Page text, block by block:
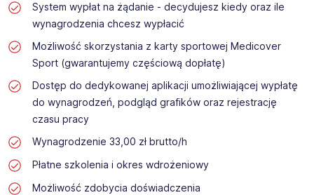
System wypłat na żądanie - decydujesz kiedy oraz ile
wynagrodzenia chcesz wypłacić
Możliwość skorzystania z karty sportowej Medicover
Sport (gwarantujemy częściową dopłatę)
Dostęp do dedykowanej aplikacji umożliwiającej wypłatę
do wynagrodzeń, podgląd grafików oraz rejestrację
czasu pracy
Wynagrodzenie 33,00 zł brutto/h
Płatne szkolenia i okres wdrożeniowy
Możliwość zdobycia doświadczenia